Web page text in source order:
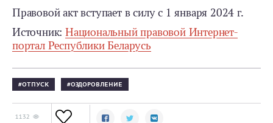
Правовой акт вступает в силу с 1 января 2024 г.
Источник:Национальный правовой Интернет-
портал Республики Беларусь
ОТПУСК ОЗДОРОВЛЕНИЕ
1132